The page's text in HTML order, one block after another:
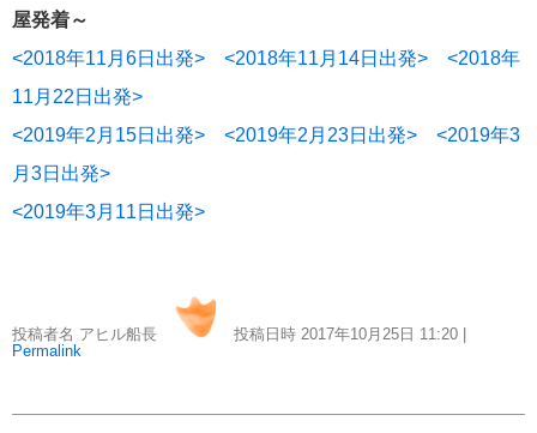
屋発着～
<2018年11月6日出発>
<2018年11月14日出発>
<2018年
11月22日出発>
<2019年2月15日出発>
<2019年2月23日出発>
<2019年3
月3日出発>
<2019年3月11日出発>
投稿者名 アヒル船長 投稿日時 2017年10月25日 11:20 |
Permalink
添乗レポート
日本のいいとこ
海外クルーズプランナーのつぶやき